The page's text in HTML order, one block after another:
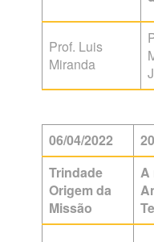
Prof. Luis
Miranda
06/04/2022
Trindade
Origem da
Missão
A